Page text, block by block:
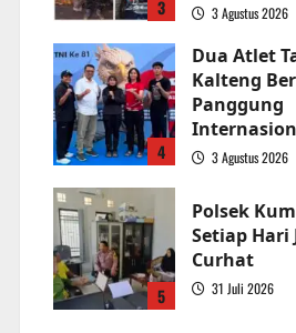
3 3 Agustus 2026
4
Dua Atlet
Kalteng
Panggung
3 Agustus 2026
5
Polsek
Setiap Hari
Curhat
31 Juli 2026